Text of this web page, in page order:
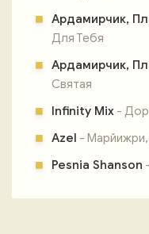
Ардамирчик,
Для Тебя
Ардамирчик,
Святая
Infinity Mix -
Azel -
Pesnia Shanson